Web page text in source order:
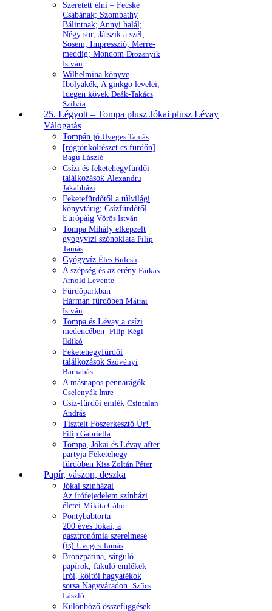
Szeretett élni – Fecske
Csabának; Szombathy
Bálintnak; Annyi halál;
Négy sor; Játszik a szél;
Sosem; Impresszió; Merre-
meddig; Mondom Drozsnyik
István
Wilhelmina könyve
Ibolyakék, A ginkgo levelei,
Idegen kövek Deák-Takács
Szilvia
25. Légyott – Tompa plusz Jókai plusz Lévay
Válogatás
Tompán jó Üveges Tamás
[rögtönköltészet cs.fürdőn]
Bagu László
Csízi és feketehegyfürdői
találkozások Alexandru
Jakabházi
Feketefürdőtől a túlvilági
könyvtárig; Csízfürdőtől
Európáig Vörös István
Tompa Mihály elképzelt
gyógyvízi szónoklata Filip
Tamás
Gyógyvíz Éles Bulcsú
A szépség és az erény Farkas
Arnold Levente
Fürdőparkban
Hárman fürdőben Mátrai
István
Tompa és Lévay a csízi
medencében Filip-Kégl
Ildikó
Feketehegyfürdői
találkozások Szövényi
Barnabás
A másnapos pennarágók
Cselenyák Imre
Csíz-fürdői emlék Csintalan
András
Tisztelt Főszerkesztő Úr!
Filip Gabriella
Tompa, Jókai és Lévay after
partyja Feketehegy-
fürdőben Kiss Zoltán Péter
Papír, vászon, deszka
Jókai színházai
Az írófejedelem színházi
életei Mikita Gábor
Pontybabtorta
200 éves Jókai, a
gasztronómia szerelmese
(is) Üveges Tamás
Bronzpatina, sárguló
papírok, fakuló emlékek
Írói, költői hagyatékok
sorsa Nagyváradon Szűcs
László
Különböző összefüggések